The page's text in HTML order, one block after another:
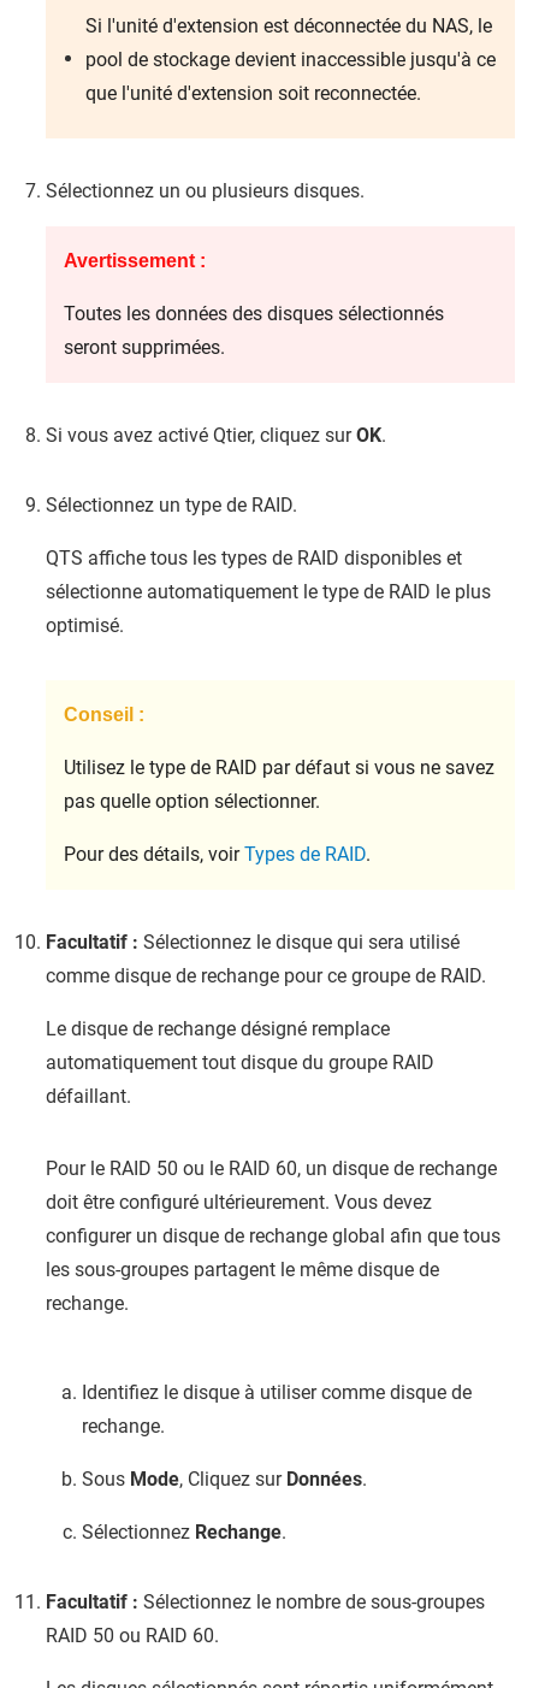
Si l'unité d'extension est déconnectée du NAS, le
pool de stockage devient inaccessible jusqu'à ce
que l'unité d'extension soit reconnectée.
Sélectionnez un ou plusieurs disques.
Avertissement :
Toutes les données des disques sélectionnés
seront supprimées.
Si vous avez activé Qtier, cliquez surOK.
Sélectionnez un type de RAID.
QTS affiche tous les types de RAID disponibles et
sélectionne automatiquement le type de RAID le plus
optimisé.
Conseil :
Utilisez le type de RAID par défaut si vous ne savez
pas quelle option sélectionner.
Pour des détails, voirTypes de RAID.
Facultatif : Sélectionnez le disque qui sera utilisé
comme disque de rechange pour ce groupe de RAID.
Le disque de rechange désigné remplace
automatiquement tout disque du groupe RAID
défaillant.
Pour le RAID 50 ou le RAID 60, un disque de rechange
doit être configuré ultérieurement. Vous devez
configurer un disque de rechange global afin que tous
les sous-groupes partagent le même disque de
rechange.
Identifiez le disque à utiliser comme disque de
rechange.
Sous Mode, Cliquez sur Données.
Sélectionnez Rechange.
Facultatif : Sélectionnez le nombre de sous-groupes
RAID 50 ou RAID 60.